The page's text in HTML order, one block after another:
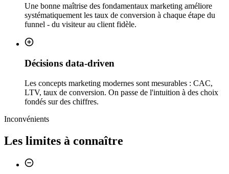
Une bonne maîtrise des fondamentaux marketing améliore
systématiquement les taux de conversion à chaque étape du
funnel - du visiteur au client fidèle.
Décisions data-driven
Les concepts marketing modernes sont mesurables : CAC,
LTV, taux de conversion. On passe de l'intuition à des choix
fondés sur des chiffres.
Inconvénients
Les limites à connaître